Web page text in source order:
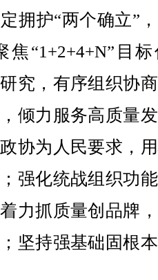
拥护“两个确立”
焦“1+2+4+N”目
究，有序组织协
倾力服务高质量
协为人民要求，
强化统战组织功
力抓质量创品牌
坚持强基础固根